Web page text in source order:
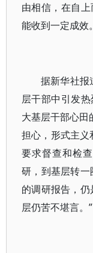
由相信，在自
能收到一定成效。
据新华社报
层干部中引发
大基层干部心田
担心，形式主义
要求督查和检
研，到基层转
的调研报告，
层仍苦不堪言。”